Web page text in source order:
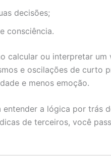
decisões;
consciência.
calcular ou interpretar um
e oscilações de curto
e menos emoção.
a lógica por trás
de terceiros, você